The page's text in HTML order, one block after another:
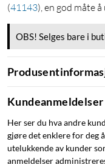
(41143), en god måte
OBS! Selges bare i
Kundeanmeldelser
Her ser du hva andre
gjøre det enklere for deg
utelukkende av kunder
anmeldelser